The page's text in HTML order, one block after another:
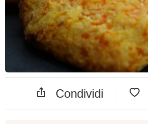
Condividi